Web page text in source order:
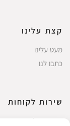
קצת עלינו
מעט עלינו
כתבו לנו
שירות לקוחות
החשבון שלי